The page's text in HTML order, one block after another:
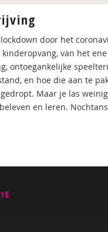
door het
kinderopvang, van het
ontoegankelijke
en hoe die aan te
Maar je las
en leren.